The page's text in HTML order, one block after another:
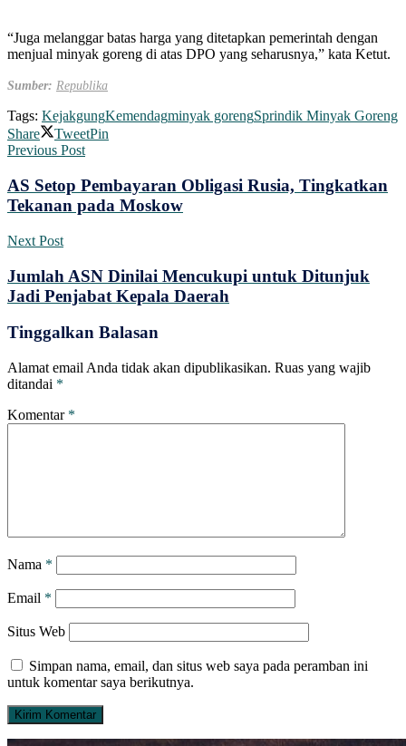
“Juga melanggar batas harga yang ditetapkan pemerintah dengan
menjual minyak goreng di atas DPO yang seharusnya,” kata Ketut.
Sumber: Republika
Tags: KejakgungKemendagminyak gorengSprindik Minyak Goreng
Share
TweetPin
Previous Post
AS Setop Pembayaran Obligasi Rusia, Tingkatkan
Tekanan pada Moskow
Next Post
Jumlah ASN Dinilai Mencukupi untuk Ditunjuk
Jadi Penjabat Kepala Daerah
Tinggalkan Balasan
Alamat email Anda tidak akan dipublikasikan. Ruas yang wajib
ditandai *
Komentar *
Nama *
Email *
Situs Web
Simpan nama, email, dan situs web saya pada peramban ini
untuk komentar saya berikutnya.